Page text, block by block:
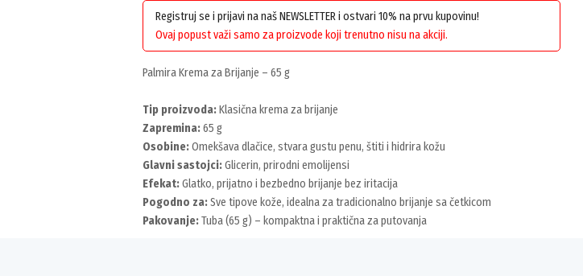
Registruj se i prijavi na naš NEWSLETTER i ostvari 10% na prvu kupovinu!
Ovaj popust važi samo za proizvode koji trenutno nisu na akciji.
Palmira Krema za Brijanje – 65 g
Tip proizvoda:Klasična krema za brijanje
Zapremina:65 g
Osobine:Omekšava dlačice, stvara gustu penu, štiti i hidrira kožu
Glavni sastojci:Glicerin, prirodni emolijensi
Efekat:Glatko, prijatno i bezbedno brijanje bez iritacija
Pogodno za:Sve tipove kože, idealna za tradicionalno brijanje sa četkicom
Pakovanje:Tuba (65 g) – kompaktna i praktična za putovanja